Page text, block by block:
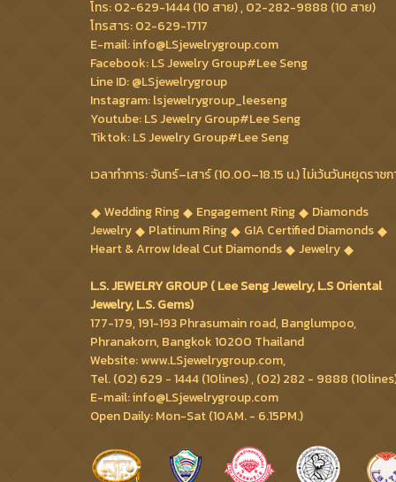
โทร: 02-629-1444 (10 สาย) , 02-282-9888 (10 สาย)
โทรสาร: 02-629-1717
E-mail: info@LSjewelrygroup.com
Facebook: LS Jewelry Group#Lee Seng
Line ID: @LSjewelrygroup
Instagram: lsjewelrygroup_leeseng
Youtube: LS Jewelry Group#Lee Seng
Tiktok: LS Jewelry Group#Lee Seng
เวลาทำการ: จันทร์–เสาร์ (10.00–18.15 น.) ไม่เว้นวันหยุดราช
Wedding Ring
Engagement Ring
Diamonds
Jewelry
Platinum Ring
GIA Certified Diamonds
Heart & Arrow Ideal Cut Diamonds
Jewelry
L.S. JEWELRY GROUP ( Lee Seng Jewelry, L.S Oriental
Jewelry, L.S. Gems)
177-179, 191-193 Phrasumain road, Banglumpoo,
Phranakorn, Bangkok 10200 Thailand
Website: www.LSjewelrygroup.com,
Tel. (02) 629 - 1444 (10lines) , (02) 282 - 9888
E-mail: info@LSjewelrygroup.com
Open Daily: Mon-Sat (10AM. - 6.15PM.)